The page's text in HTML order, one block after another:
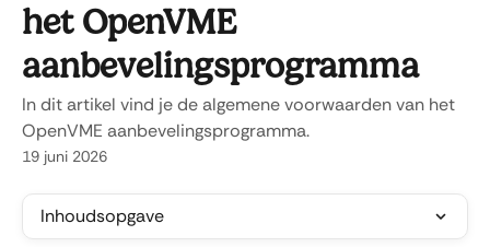
het OpenVME
aanbevelingsprogramma
In dit artikel vind je de algemene voorwaarden van het
OpenVME aanbevelingsprogramma.
19 juni 2026
Inhoudsopgave